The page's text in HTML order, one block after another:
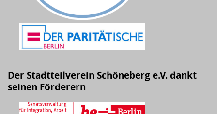
Der Stadtteilverein Schöneberg e.V. dankt
seinen Förderern